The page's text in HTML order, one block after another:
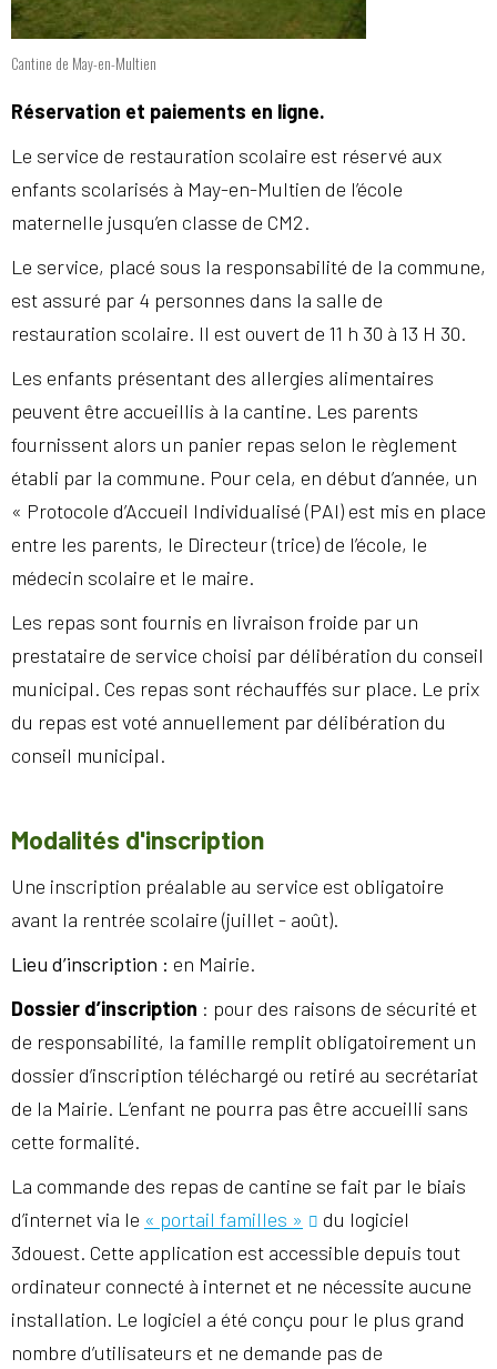
Cantine de May-en-Multien
Réservation et paiements en ligne.
Le service de restauration scolaire est réservé aux
enfants scolarisés à May-en-Multien de l’école
maternelle jusqu’en classe de CM2.
Le service, placé sous la responsabilité de la commune,
est assuré par 4 personnes dans la salle de
restauration scolaire. Il est ouvert de 11 h 30 à 13 H 30.
Les enfants présentant des allergies alimentaires
peuvent être accueillis à la cantine. Les parents
fournissent alors un panier repas selon le règlement
établi par la commune. Pour cela, en début d’année, un
« Protocole d’Accueil Individualisé (PAI) est mis en place
entre les parents, le Directeur (trice) de l’école, le
médecin scolaire et le maire.
Les repas sont fournis en livraison froide par un
prestataire de service choisi par délibération du conseil
municipal. Ces repas sont réchauffés sur place. Le prix
du repas est voté annuellement par délibération du
conseil municipal.
Modalités d'inscription
Une inscription préalable au service est obligatoire
avant la rentrée scolaire (juillet - août).
Lieu d’inscription : en Mairie.
Dossier d’inscription : pour des raisons de sécurité et
de responsabilité, la famille remplit obligatoirement un
dossier d’inscription téléchargé ou retiré au secrétariat
de la Mairie. L’enfant ne pourra pas être accueilli sans
cette formalité.
La commande des repas de cantine se fait par le biais
d’internet via le « portail familles »
du logiciel
3douest. Cette application est accessible depuis tout
ordinateur connecté à internet et ne nécessite aucune
installation. Le logiciel a été conçu pour le plus grand
nombre d’utilisateurs et ne demande pas de